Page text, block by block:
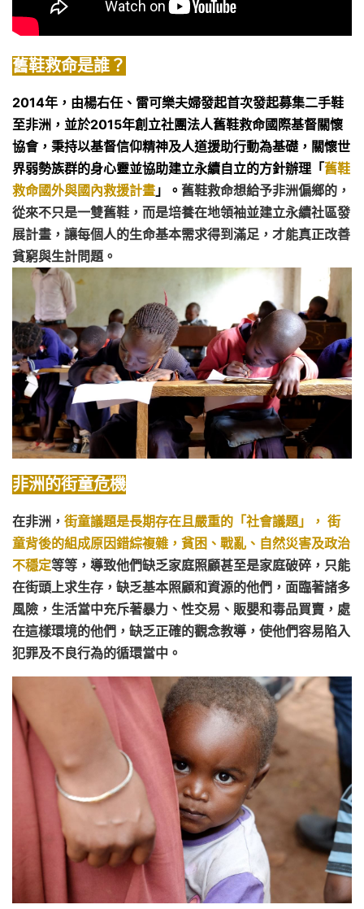
舊鞋救命是誰？
2014年，由楊右任、雷可樂夫婦發起首次發起募集二手鞋
至非洲，並於2015年創立社團法人舊鞋救命國際基督關懷
協會，秉持以基督信仰精神及人道援助行動為基礎，關懷世
界弱勢族群的身心靈並協助建立永續自立的方針辦理「舊鞋
救命國外與國內救援計畫 」。 舊鞋救命想給予非洲偏鄉的，
從來不只是一雙舊鞋，而是培養在地領袖並建立永續社區發
展計畫，讓每個人的生命基本需求得到滿足，才能真正改善
貧窮與生計問題。
非洲的街童危機
在非洲， 街童議題是長期存在且嚴重的「社會議題」 ， 街
童背後的組成原因錯綜複雜，貧困、戰亂、自然災害及政治
不穩定等等，導致他們缺乏家庭照顧甚至是家庭破碎，只能
在街頭上求生存，缺乏基本照顧和資源的他們，面臨著諸多
風險，生活當中充斥著暴力、性交易、販嬰和毒品買賣，處
在這樣環境的他們，缺乏正確的觀念教導，使他們容易陷入
犯罪及不良行為的循環當中。